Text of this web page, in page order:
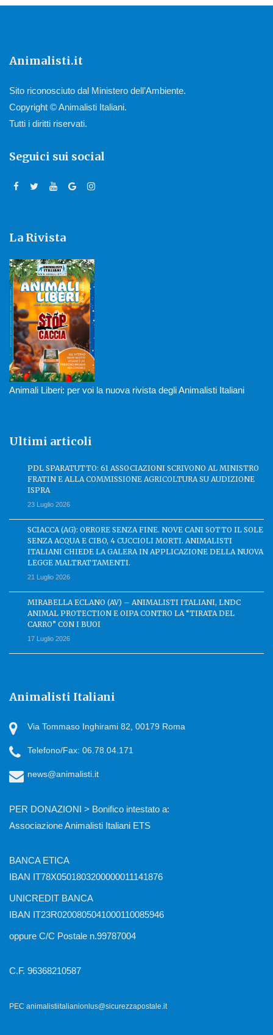
Animalisti.it
Sito riconosciuto dal Ministero dell’Ambiente.
Copyright © Animalisti Italiani.
Tutti i diritti riservati.
Seguici sui social
La Rivista
Animali Liberi: per voi la nuova rivista degli Animalisti Italiani
Ultimi articoli
PDL SPARATUTTO: 61 ASSOCIAZIONI SCRIVONO AL MINISTRO
FRATIN E ALLA COMMISSIONE AGRICOLTURA SU AUDIZIONE
ISPRA
23 Luglio 2026
SCIACCA (AG): ORRORE SENZA FINE. NOVE CANI SOTTO IL SOLE
SENZA ACQUA E CIBO, 4 CUCCIOLI MORTI. ANIMALISTI
ITALIANI CHIEDE LA GALERA IN APPLICAZIONE DELLA NUOVA
LEGGE MALTRATTAMENTI.
21 Luglio 2026
MIRABELLA ECLANO (AV) – ANIMALISTI ITALIANI, LNDC
ANIMAL PROTECTION E OIPA CONTRO LA “TIRATA DEL
CARRO” CON I BUOI
17 Luglio 2026
Animalisti Italiani
Via Tommaso Inghirami 82, 00179 Roma
Telefono/Fax: 06.78.04.171
news@animalisti.it
PER DONAZIONI > Bonifico intestato a:
Associazione Animalisti Italiani ETS
BANCA ETICA
IBAN IT78X0501803200000011141876
UNICREDIT BANCA
IBAN IT23R0200805041000110085946
oppure C/C Postale n.99787004
C.F. 96368210587
PEC animalistiitalianionlus@sicurezzapostale.it